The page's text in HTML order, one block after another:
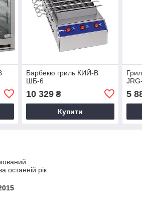
Барбекю гриль КИЙ-В
ШБ-6
10 329₴
Купити
5
останній рік